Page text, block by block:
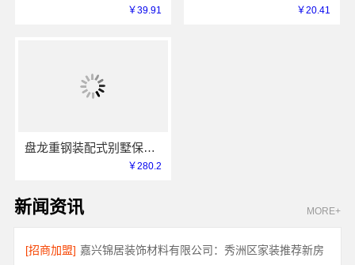
￥39.91 ￥20.41
盘龙重钢装配式别墅保温隔热，云南晟构建筑建材有限公司品质之选
￥280.2
新闻资讯 MORE+
[招商加盟] 嘉兴锦居装饰材料有限公司：秀洲区家装推荐新房